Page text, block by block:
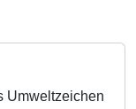
Umweltzeichen